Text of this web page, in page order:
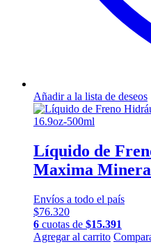
Añadir a la lista de deseos
Líquido de
Maxima
Envíos a todo el país
$76.320
6 cuotas de $15.391
Agregar al carrito